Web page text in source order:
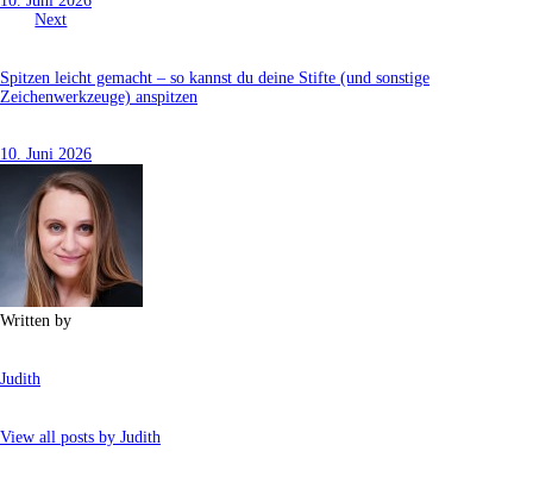
Next
Spitzen leicht gemacht – so kannst du deine Stifte (und sonstige
Zeichenwerkzeuge) anspitzen
10. Juni 2026
Written by
Judith
View all posts by Judith